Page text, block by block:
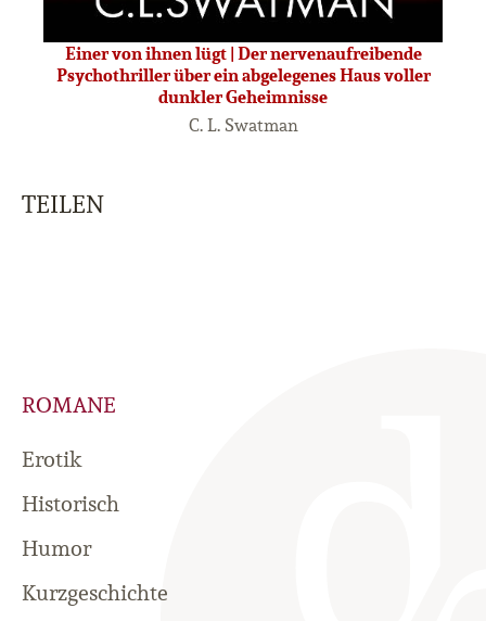
Einer von ihnen lügt | Der nervenaufreibende
Psychothriller über ein abgelegenes Haus voller
dunkler Geheimnisse
C. L. Swatman
TEILEN
ROMANE
Erotik
Historisch
Humor
Kurzgeschichte